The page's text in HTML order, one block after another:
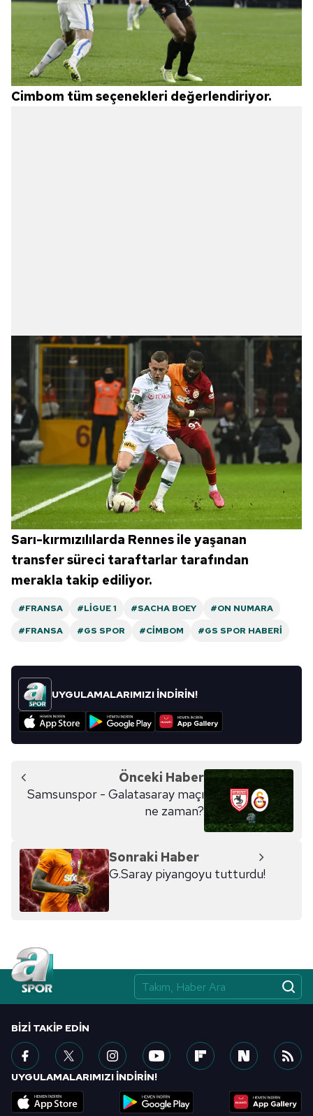
Cimbom tüm seçenekleri değerlendiriyor.
Sarı-kırmızılılarda Rennes ile yaşanan
transfer süreci taraftarlar tarafından
merakla takip ediliyor.
#FRANSA #LIGUE 1 #SACHA BOEY
#ON NUMARA
#FRANSA
#GS SPOR #CIMBOM #GS SPOR HABERI
UYGULAMALARIMIZI İNDİRİN!
Önceki Haber
Samsunspor - Galatasaray maçı
ne zaman?
Sonraki Haber
G.Saray piyangoyu tutturdu!
BIZI TAKIP EDIN
UYGULAMALARIMIZI İNDİRİN!